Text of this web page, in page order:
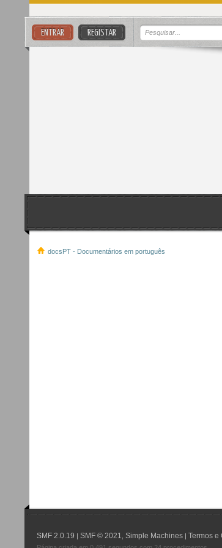
ENTRAR REGISTAR
docsPT - Documentários em português
SMF 2.0.19 |SMF © 2021 ,Simple Machines |Termos e